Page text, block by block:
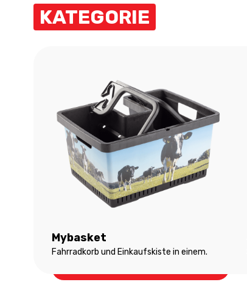
KATEGORIE
Mybasket
Fahrradkorb und Einkaufskiste in einem.